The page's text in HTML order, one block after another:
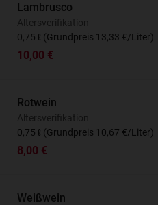
Lambrusco
Altersverifikation
0,75 ℓ (Grundpreis 13,33 €/Liter)
10,00 €
Rotwein
Altersverifikation
0,75 ℓ (Grundpreis 10,67 €/Liter)
8,00 €
Weißwein